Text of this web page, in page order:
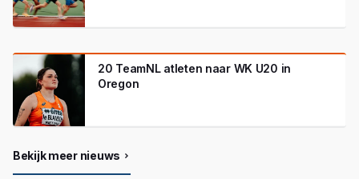
20 TeamNL atleten naar WK U20 in
Oregon
Bekijk meer nieuws